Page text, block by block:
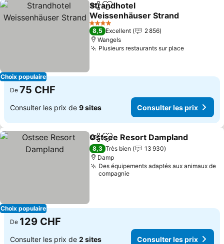
Choix populaire
PartagerAjouter à mes favoris
Strandhotel
Weissenhäuser Strand
Consulter les prix
4 Étoiles
8,5 Excellent
2 856
Wangels
Plusieurs restaurants sur placeConsulter
De 75 CHF
Consulter les prix de 9 sites Consulter les prix
Choix populaire
PartagerAjouter à mes favoris
Ostsee Resort Dampland
8,3 Très bien
13 930
Damp
Des équipements adaptés aux animaux de
compagnie
De 129 CHF
Consulter les prix de 2 sites Consulter les prix